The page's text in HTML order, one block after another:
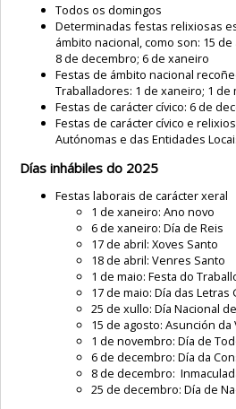
Todos os domingos
Determinadas festas relixiosas
ámbito nacional, como son: 15
8 de decembro; 6 de xaneiro
Festas de ámbito nacional
Traballadores: 1 de xaneiro; 1 de
Festas de carácter cívico: 6 de
Festas de carácter cívico e
Autónomas e das Entidades
Días inhábiles do 2025
Festas laborais de carácter xeral
1 de xaneiro: Ano novo
6 de xaneiro: Día de Reis
17 de abril: Xoves Santo
18 de abril: Venres Santo
1 de maio: Festa do
17 de maio: Día das Letras
25 de xullo: Día Nacional
15 de agosto: Asunción da
1 de novembro: Día de
6 de decembro: Día da
8 de decembro:
25 de decembro: Día de